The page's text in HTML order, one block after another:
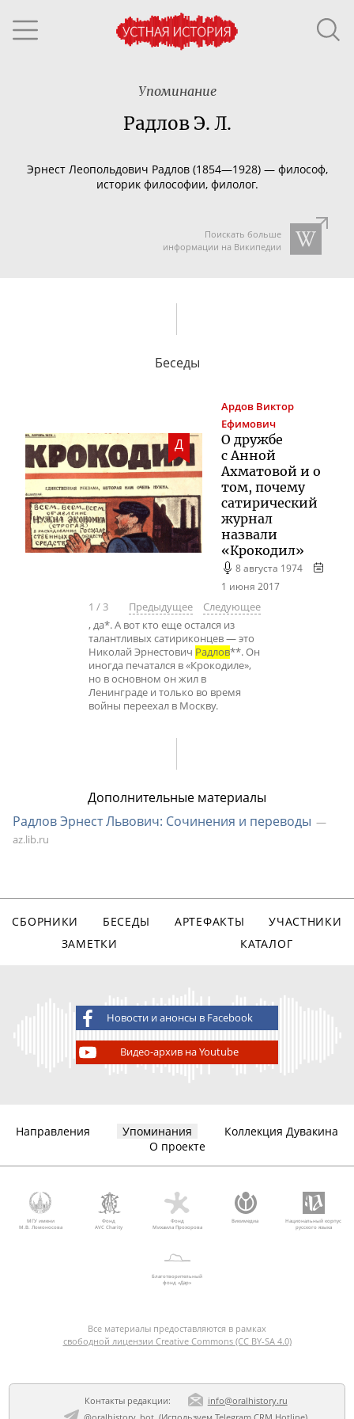
Упоминание
Радлов Э. Л.
Эрнест Леопольдович Радлов (1854—1928) — философ,
историк философии, филолог.
Поискать больше
информации на Википедии
Беседы
Д
Ардов Виктор
Ефимович
О дружбе
с Анной
Ахматовой и о
том, почему
сатирический
журнал
назвали
«Крокодил»
8 августа 1974
1 июня 2017
1 /3 Предыдущее
Следующее
, да*. А вот кто еще остался из
талантливых сатириконцев — это
Николай Эрнестович Радлов**. Он
иногда печатался в «Крокодиле»,
но в основном он жил в
Ленинграде и только во время
войны переехал в Москву.
Дополнительные материалы
Радлов Эрнест Львович: Сочинения и переводы
az.lib.ru
СБОРНИКИ БЕСЕДЫ АРТЕФАКТЫ
УЧАСТНИКИ
ЗАМЕТКИ
КАТАЛОГ
Новости и анонсы в Facebook
Видео-архив на Youtube
Направления Упоминания
Коллекция Дувакина
О проекте
МГУ имени
М.В. Ломоносова
Фонд
AVC Charity
Фонд
Михаила Прохорова
Викимедиа
Национальный корпус
русского языка
Благотворительный
фонд «Дар»
Все материалы предоставляются в рамках
свободной лицензии Creative Commons (CC BY-SA 4.0)
Контакты редакции:
info@oralhistory.ru